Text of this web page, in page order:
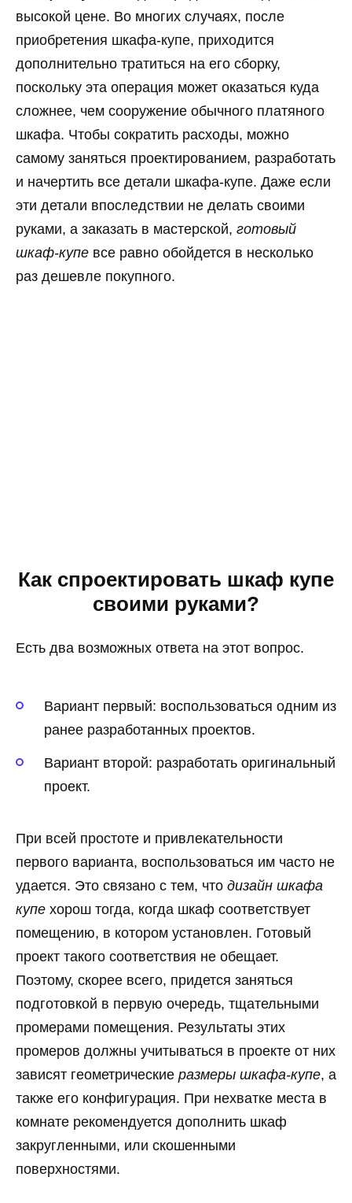
высокой цене. Во многих случаях, после
приобретения шкафа-купе, приходится
дополнительно тратиться на его сборку,
поскольку эта операция может оказаться куда
сложнее, чем сооружение обычного платяного
шкафа. Чтобы сократить расходы, можно
самому заняться проектированием, разработать
и начертить все детали шкафа-купе. Даже если
эти детали впоследствии не делать своими
руками, а заказать в мастерской, готовый
шкаф-купе все равно обойдется в несколько
раз дешевле покупного.
Как спроектировать шкаф купе
своими руками?
Есть два возможных ответа на этот вопрос.
Вариант первый: воспользоваться одним из
ранее разработанных проектов.
Вариант второй: разработать оригинальный
проект.
При всей простоте и привлекательности
первого варианта, воспользоваться им часто не
удается. Это связано с тем, что дизайн шкафа
купе хорош тогда, когда шкаф соответствует
помещению, в котором установлен. Готовый
проект такого соответствия не обещает.
Поэтому, скорее всего, придется заняться
подготовкой в первую очередь, тщательными
промерами помещения. Результаты этих
промеров должны учитываться в проекте от них
зависят геометрические размеры шкафа-купе, а
также его конфигурация. При нехватке места в
комнате рекомендуется дополнить шкаф
закругленными, или скошенными
поверхностями.